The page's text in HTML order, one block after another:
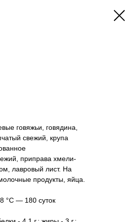
говяжьи, говядина,
свежий, крупа
приправа хмели-
лавровый лист. На
продукты, яйца.
°С — 180 суток